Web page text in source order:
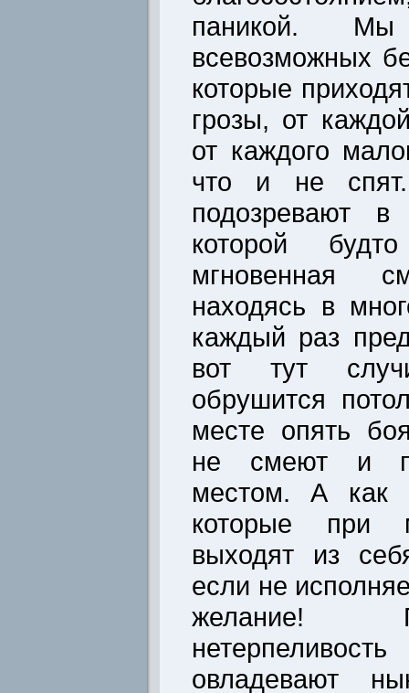
паникой.
всевозможных
которые
грозы, от
от каждого
что и не
подозревают
которой
мгновенная
находясь в
каждый раз
вот тут
обрушится
месте опять
не смеют и
местом. А как
которые при
выходят из
если не
желание!
овладевают